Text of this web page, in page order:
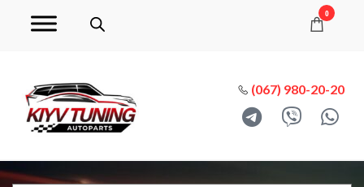
0
(067) 980-20-20